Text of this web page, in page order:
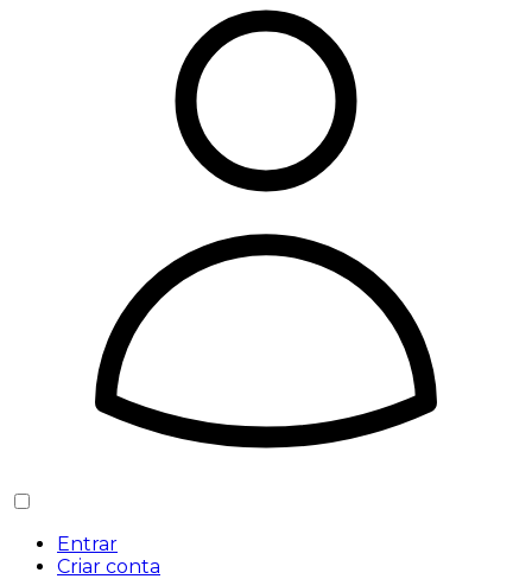
Entrar
Criar conta